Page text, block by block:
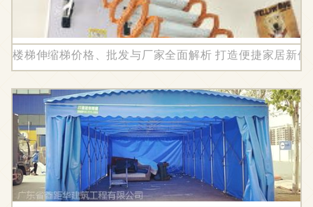
楼梯伸缩梯价格、批发与厂家全面解析 打造便捷家居新体